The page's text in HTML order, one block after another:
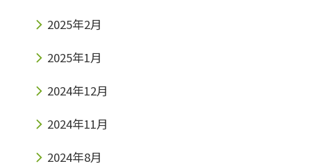
2025年2月
2025年1月
2024年12月
2024年11月
2024年8月